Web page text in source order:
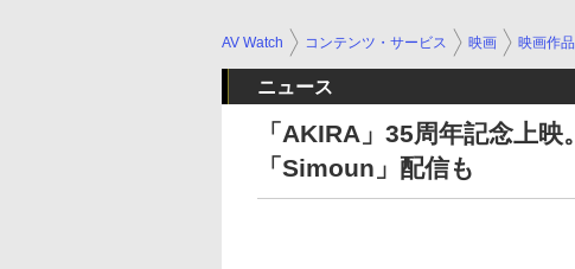
AV Watch コンテンツ・サービス 映画 映画作品
ニュース
「AKIRA」35周年記念上
「Simoun」配信も